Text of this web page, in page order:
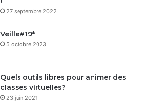
27 septembre 2022
Veille#19*
5 octobre 2023
Quels outils libres pour animer des
classes virtuelles?
23 juin 2021